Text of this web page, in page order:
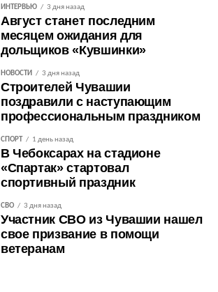
ИНТЕРВЬЮ 3 дня назад
Август станет последним
месяцем ожидания для
дольщиков «Кувшинки»
НОВОСТИ 3 дня назад
Строителей Чувашии
поздравили с наступающим
профессиональным праздником
СПОРТ 1 день назад
В Чебоксарах на стадионе
«Спартак» стартовал
спортивный праздник
СВО 3 дня назад
Участник СВО из Чувашии нашел
свое призвание в помощи
ветеранам